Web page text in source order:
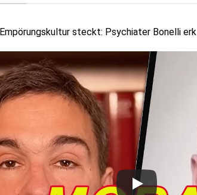
steckt: Psychiater Bonelli